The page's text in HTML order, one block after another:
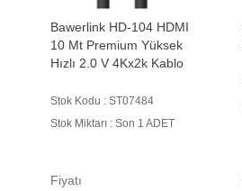
Bawerlink HD-104 HDMI
10 Mt Premium Yüksek
Hızlı 2.0 V 4Kx2k Kablo
Stok Kodu : ST07484
Stok Miktarı : Son 1 ADET
Fiyatı